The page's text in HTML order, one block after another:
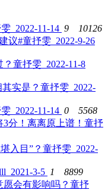
2022-11-14 9
10126
议#童抒雯 2022-9-26
童抒雯 2022-11-8
实是？ 童抒雯 2022-
2022-11-14 0
5568
分！离离原上谱！ 童抒
入目”？ 童抒雯 2022-
2021-3-5 1
8899
会有影响吗？ 童抒